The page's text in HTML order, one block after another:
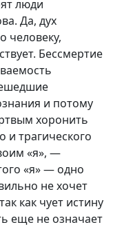
люди
Да, дух
человеку,
Бессмертие
и потому
хоронить
и трагического
«я», —
«я» — одно
не хочет
как чует истину
еще не означает